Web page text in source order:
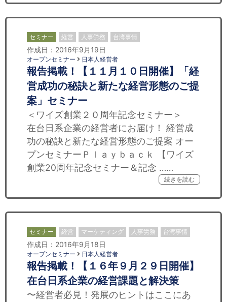
セミナー 経営 人事労務 台湾事情
作成日：2016年9月19日
オープンセミナー 日本人経営者
報告掲載！【１１月１０日開催】「経
営成功の秘訣と新たな経営形態のご提
案」セミナー
＜ワイズ創業２０周年記念セミナー＞
在台日系企業の経営者にお届け！ 経営成
功の秘訣と新たな経営形態のご提案 オー
プンセミナーＰｌａｙｂａｃｋ 【ワイズ
創業20周年記念セミナー＆記念 ……
続きを読む
セミナー 経営 マーケティング 人事労務 台湾事情
作成日：2016年9月18日
オープンセミナー 日本人経営者
報告掲載！【１６年９月２９日開催】
在台日系企業の経営課題と解決策
〜経営者必見！発展のヒントはここにあ